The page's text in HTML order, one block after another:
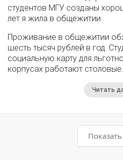
студентов МГУ созданы
лет я жила в общежитии.
Проживание в общежитии
шесть тысяч рублей в год.
социальную карту для
корпусах работают столовые.
Читать